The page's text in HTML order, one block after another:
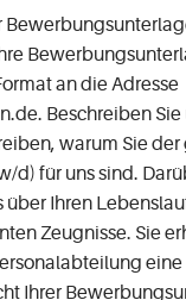
an die Adresse
Beschreiben Sie
warum Sie
d) für uns sind.
über Ihren
Zeugnisse. Sie
Ihrer